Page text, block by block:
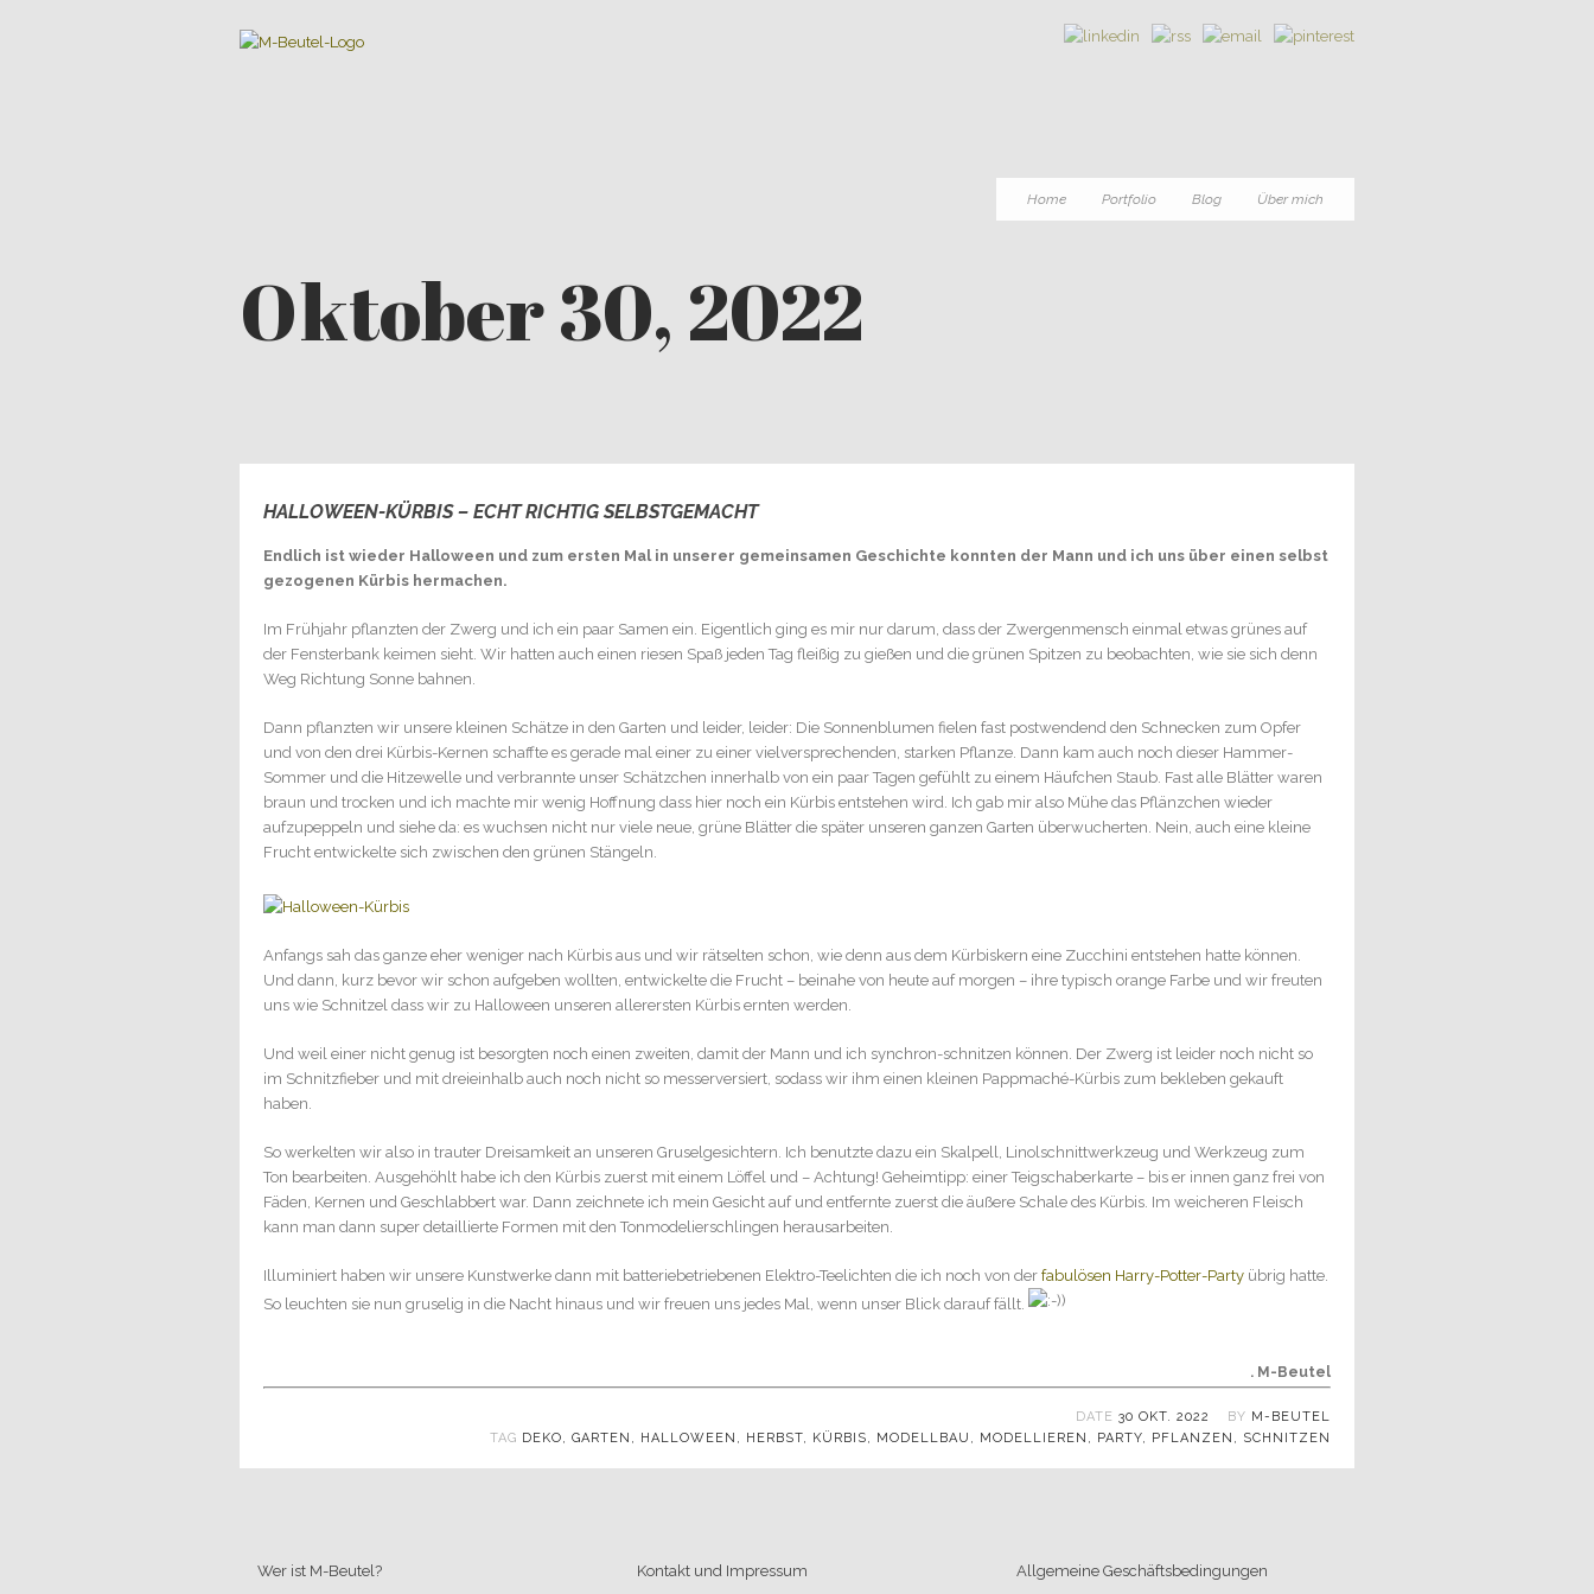
Home Portfolio Blog Über mich
Oktober 30, 2022
HALLOWEEN-KÜRBIS – ECHT RICHTIG SELBSTGEMACHT
Endlich ist wieder Halloween und zum ersten Mal in unserer gemeinsamen Geschichte konnten der Mann und ich uns über einen selbst
gezogenen Kürbis hermachen.
Im Frühjahr pflanzten der Zwerg und ich ein paar Samen ein. Eigentlich ging es mir nur darum, dass der Zwergenmensch einmal etwas grünes auf
der Fensterbank keimen sieht. Wir hatten auch einen riesen Spaß jeden Tag fleißig zu gießen und die grünen Spitzen zu beobachten, wie sie sich denn
Weg Richtung Sonne bahnen.
Dann pflanzten wir unsere kleinen Schätze in den Garten und leider, leider: Die Sonnenblumen fielen fast postwendend den Schnecken zum Opfer
und von den drei Kürbis-Kernen schaffte es gerade mal einer zu einer vielversprechenden, starken Pflanze. Dann kam auch noch dieser Hammer-
Sommer und die Hitzewelle und verbrannte unser Schätzchen innerhalb von ein paar Tagen gefühlt zu einem Häufchen Staub. Fast alle Blätter waren
braun und trocken und ich machte mir wenig Hoffnung dass hier noch ein Kürbis entstehen wird. Ich gab mir also Mühe das Pflänzchen wieder
aufzupeppeln und siehe da: es wuchsen nicht nur viele neue, grüne Blätter die später unseren ganzen Garten überwucherten. Nein, auch eine kleine
Frucht entwickelte sich zwischen den grünen Stängeln.
Anfangs sah das ganze eher weniger nach Kürbis aus und wir rätselten schon, wie denn aus dem Kürbiskern eine Zucchini entstehen hatte können.
Und dann, kurz bevor wir schon aufgeben wollten, entwickelte die Frucht – beinahe von heute auf morgen – ihre typisch orange Farbe und wir freuten
uns wie Schnitzel dass wir zu Halloween unseren allerersten Kürbis ernten werden.
Und weil einer nicht genug ist besorgten noch einen zweiten, damit der Mann und ich synchron-schnitzen können. Der Zwerg ist leider noch nicht so
im Schnitzfieber und mit dreieinhalb auch noch nicht so messerversiert, sodass wir ihm einen kleinen Pappmaché-Kürbis zum bekleben gekauft
haben.
So werkelten wir also in trauter Dreisamkeit an unseren Gruselgesichtern. Ich benutzte dazu ein Skalpell, Linolschnittwerkzeug und Werkzeug zum
Ton bearbeiten. Ausgehöhlt habe ich den Kürbis zuerst mit einem Löffel und – Achtung! Geheimtipp: einer Teigschaberkarte – bis er innen ganz frei von
Fäden, Kernen und Geschlabbert war. Dann zeichnete ich mein Gesicht auf und entfernte zuerst die äußere Schale des Kürbis. Im weicheren Fleisch
kann man dann super detaillierte Formen mit den Tonmodelierschlingen herausarbeiten.
Illuminiert haben wir unsere Kunstwerke dann mit batteriebetriebenen Elektro-Teelichten die ich noch von der fabulösen Harry-Potter-Party übrig hatte.
So leuchten sie nun gruselig in die Nacht hinaus und wir freuen uns jedes Mal, wenn unser Blick darauf fällt.
. M-Beutel
DATE 30 OKT. 2022 BY M-BEUTEL
TAG DEKO, GARTEN , HALLOWEEN , HERBST, KÜRBIS, MODELLBAU , MODELLIEREN , PARTY, PFLANZEN , SCHNITZEN
Wer ist M-Beutel? Kontakt und Impressum Allgemeine Geschäftsbedingungen